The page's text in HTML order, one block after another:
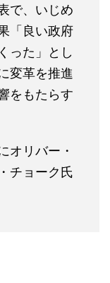
で、いじめ
「良い政府
った」とし
変革を推進
をもたらす
オリバー・
チョーク氏